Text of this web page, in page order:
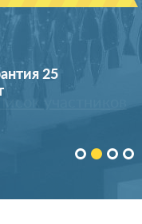
25